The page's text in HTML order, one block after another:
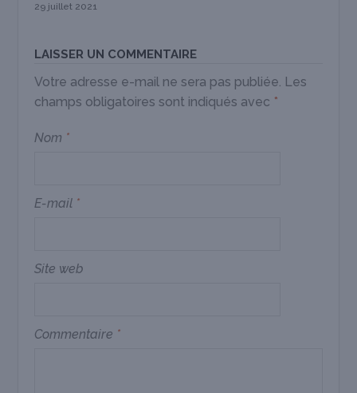
29 juillet 2021
LAISSER UN COMMENTAIRE
Votre adresse e-mail ne sera pas publiée. Les
champs obligatoires sont indiqués avec *
Nom *
E-mail *
Site web
Commentaire *